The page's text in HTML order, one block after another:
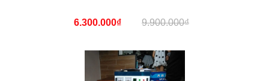
6.300.000₫ 9.900.000₫